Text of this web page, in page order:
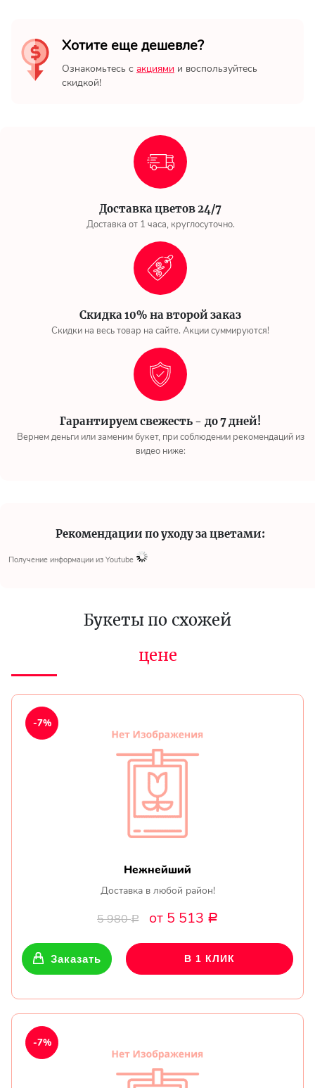
Хотите еще дешевле?
Ознакомьтесь с акциями и воспользуйтесь
скидкой!
Доставка цветов 24/7
Доставка от 1 часа, круглосуточно.
Скидка 10% на второй заказ
Скидки на весь товар на сайте. Акции суммируются!
Гарантируем свежесть - до 7 дней!
Вернем деньги или заменим букет, при соблюдении рекомендаций из
видео ниже:
Рекомендации по уходу за цветами:
Получение информации из Youtube
Букеты по схожей
цене
Нежнейший
Доставка в любой район!
5 980Р от 5 513 Р
-7%
Заказать В 1 КЛИК
-7%